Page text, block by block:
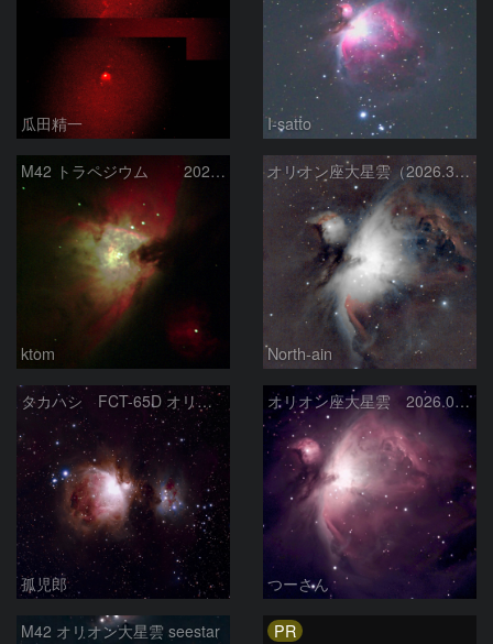
瓜田精一 I-satto
M42 トラペジウム 2026-3-14
ktom
オリオン座大星雲（2026.3.15）
North-ain
タカハシ FCT-65D オリオン大星雲
孤児郎
オリオン座大星雲 2026.01.13
つーさん
M42 オリオン大星雲 seestar PR